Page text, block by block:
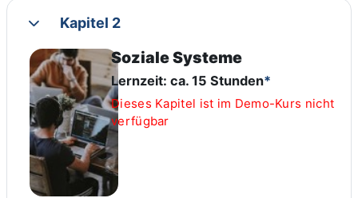
CollapseKapitel 2
Soziale Systeme
Lernzeit: ca. 15 Stunden*
Dieses Kapitel ist im Demo-Kurs nicht
verfügbar